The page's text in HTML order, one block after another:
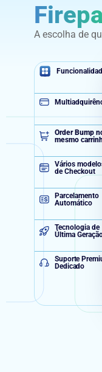
A escolha de
Order Bump
mesmo
Vários
de Checkout
Parcelamento
Automático
Tecnologia de
Última
Suporte
Dedicado